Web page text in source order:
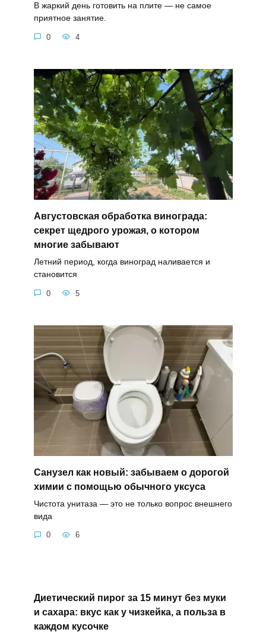
В жаркий день готовить на плите — не самое
приятное занятие.
0 4
Августовская обработка винограда:
секрет щедрого урожая, о котором
многие забывают
Летний период, когда виноград наливается и
становится
0 5
Санузел как новый: забываем о дорогой
химии с помощью обычного уксуса
Чистота унитаза — это не только вопрос внешнего
вида
0 6
Диетический пирог за 15 минут без муки
и сахара: вкус как у чизкейка, а польза в
каждом кусочке